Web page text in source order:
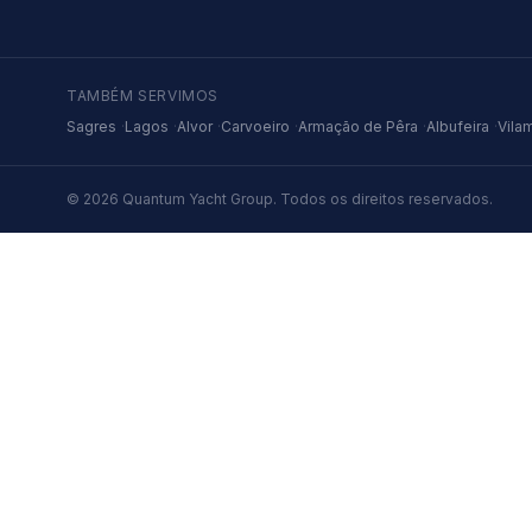
TAMBÉM SERVIMOS
Sagres ·Lagos ·Alvor ·Carvoeiro ·Armação de Pêra ·Albufeira ·
© 2026 Quantum Yacht Group. Todos os direitos reservados.